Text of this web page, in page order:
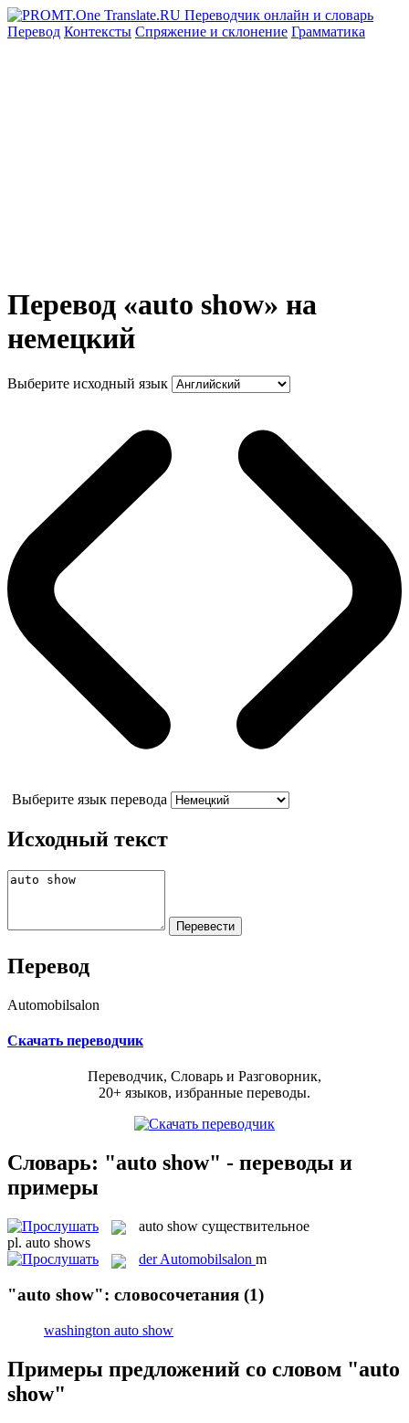
Перевод Контексты Спряжение и склонение Грамматика
Перевод «auto show» на
немецкий
Выберите исходный язык
Выберите язык перевода
Исходный текст
Перевод
Automobilsalon
Скачать переводчик
Переводчик, Словарь и Разговорник,
20+ языков, избранные переводы.
Словарь: "auto show" - переводы и
примеры
auto show существительное
pl. auto shows
derAutomobilsalon m
"auto show": словосочетания (1)
washington auto show
Примеры предложений со словом "auto
show"